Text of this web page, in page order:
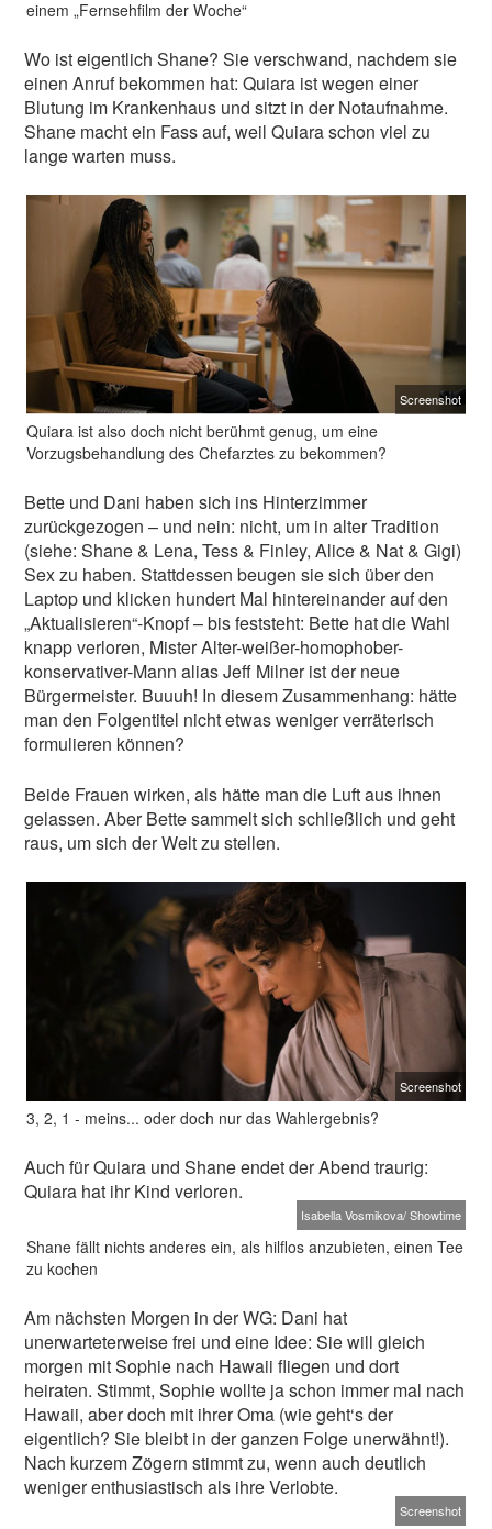
einem „Fernsehfilm der Woche“
Wo ist eigentlich Shane? Sie verschwand, nachdem sie
einen Anruf bekommen hat: Quiara ist wegen einer
Blutung im Krankenhaus und sitzt in der Notaufnahme.
Shane macht ein Fass auf, weil Quiara schon viel zu
lange warten muss.
Screenshot
Quiara ist also doch nicht berühmt genug, um eine
Vorzugsbehandlung des Chefarztes zu bekommen?
Bette und Dani haben sich ins Hinterzimmer
zurückgezogen – und nein: nicht, um in alter Tradition
(siehe: Shane & Lena, Tess & Finley, Alice & Nat & Gigi)
Sex zu haben. Stattdessen beugen sie sich über den
Laptop und klicken hundert Mal hintereinander auf den
„Aktualisieren“-Knopf – bis feststeht: Bette hat die Wahl
knapp verloren, Mister Alter-weißer-homophober-
konservativer-Mann alias Jeff Milner ist der neue
Bürgermeister. Buuuh! In diesem Zusammenhang: hätte
man den Folgentitel nicht etwas weniger verräterisch
formulieren können?
Beide Frauen wirken, als hätte man die Luft aus ihnen
gelassen. Aber Bette sammelt sich schließlich und geht
raus, um sich der Welt zu stellen.
Screenshot
3, 2, 1 - meins... oder doch nur das Wahlergebnis?
Auch für Quiara und Shane endet der Abend traurig:
Quiara hat ihr Kind verloren.
Isabella Vosmikova/ Showtime
Shane fällt nichts anderes ein, als hilflos anzubieten, einen Tee
zu kochen
Am nächsten Morgen in der WG: Dani hat
unerwarteterweise frei und eine Idee: Sie will gleich
morgen mit Sophie nach Hawaii fliegen und dort
heiraten. Stimmt, Sophie wollte ja schon immer mal nach
Hawaii, aber doch mit ihrer Oma (wie geht‘s der
eigentlich? Sie bleibt in der ganzen Folge unerwähnt!).
Nach kurzem Zögern stimmt zu, wenn auch deutlich
weniger enthusiastisch als ihre Verlobte.
Screenshot